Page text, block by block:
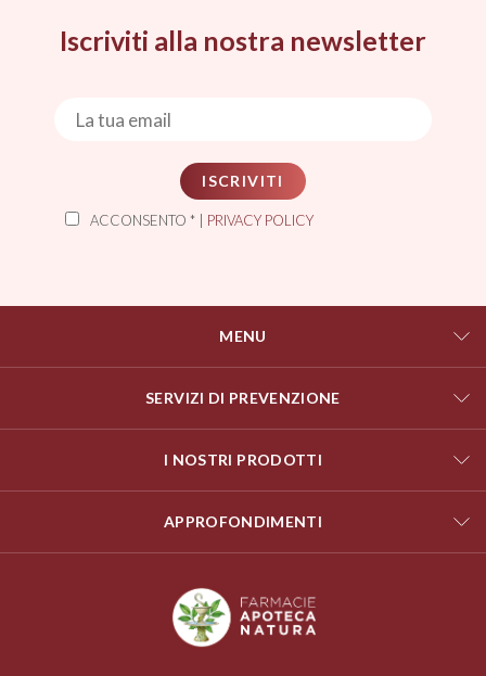
Iscriviti alla nostra newsletter
ISCRIVITI
ACCONSENTO * | PRIVACY POLICY
MENU
SERVIZI DI PREVENZIONE
I NOSTRI PRODOTTI
APPROFONDIMENTI